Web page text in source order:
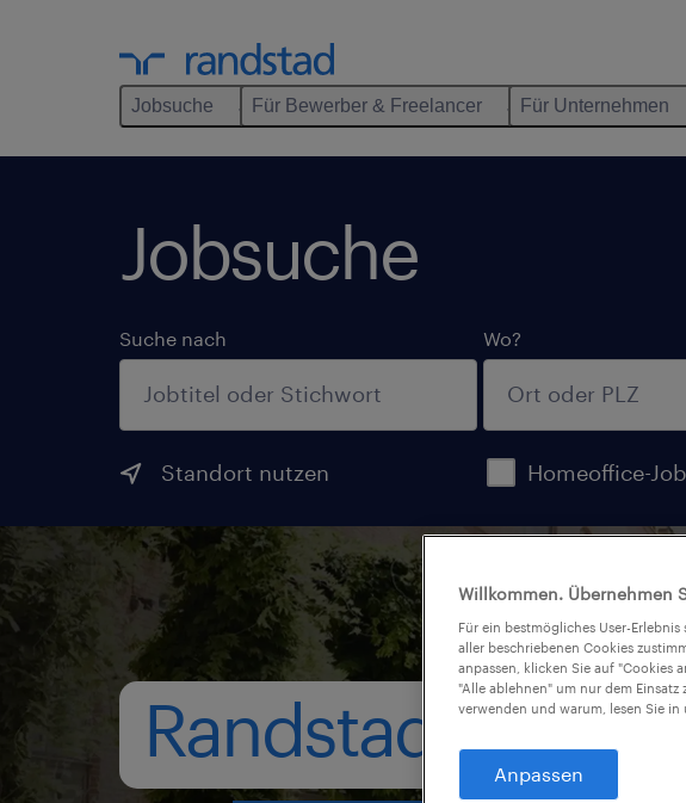
Jobsuche Für Bewerber & Freelancer Für Unternehmen
Jobsuche
Suche nach
Standort nutzen
Wo?
Homeoffice-
Randstad ist Ihr
Willkommen. Übernehmen
Für ein bestmögliches User-
aller beschriebenen Cookies
anpassen, klicken Sie auf "Cookies
"Alle ablehnen" um nur dem
verwenden und warum, lesen Sie in
Anpassen